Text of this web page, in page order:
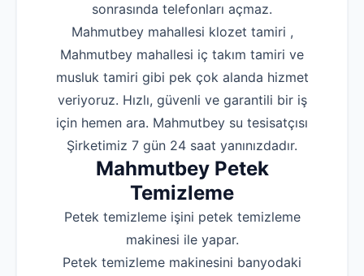
Robotla
Su Kaçağı
Profesyonel Petek
Hakkımızda
sonrasında telefonları açmaz.
Mahmutbey mahallesi klozet tamiri ,
Mahmutbey mahallesi iç takım tamiri ve
musluk tamiri gibi pek çok alanda hizmet
veriyoruz. Hızlı, güvenli ve garantili bir iş
için hemen ara. Mahmutbey su tesisatçısı
Şirketimiz 7 gün 24 saat yanınızdadır.
Mahmutbey Petek
Temizleme
Petek temizleme işini petek temizleme
makinesi ile yapar.
Petek temizleme makinesini banyodaki